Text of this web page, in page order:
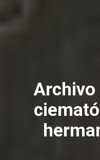
Archivo